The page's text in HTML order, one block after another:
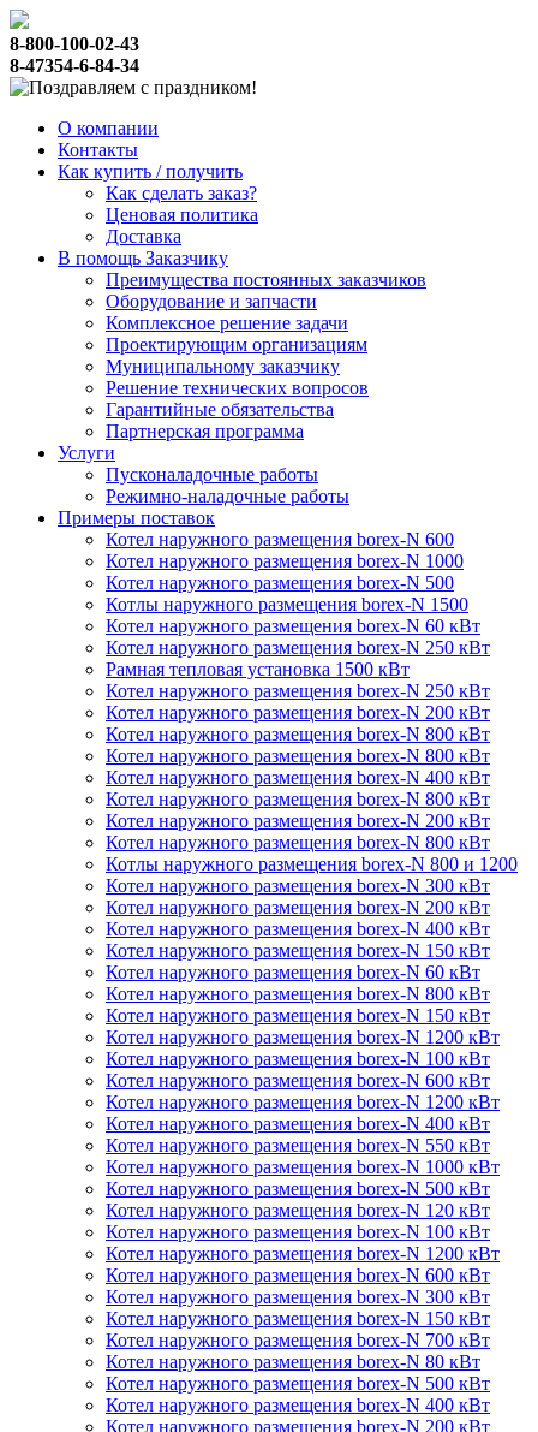
8-800-100-02-43
8-47354-6-84-34
О компании
Контакты
Как купить / получить
Как сделать заказ?
Ценовая политика
Доставка
В помощь Заказчику
Преимущества постоянных заказчиков
Оборудование и запчасти
Комплексное решение задачи
Проектирующим организациям
Муниципальному заказчику
Решение технических вопросов
Гарантийные обязательства
Партнерская программа
Услуги
Пусконаладочные работы
Режимно-наладочные работы
Примеры поставок
Котел наружного размещения borex-N 600
Котел наружного размещения borex-N 1000
Котел наружного размещения borex-N 500
Котлы наружного размещения borex-N 1500
Котел наружного размещения borex-N 60 кВт
Котел наружного размещения borex-N 250 кВт
Рамная тепловая установка 1500 кВт
Котел наружного размещения borex-N 250 кВт
Котел наружного размещения borex-N 200 кВт
Котел наружного размещения borex-N 800 кВт
Котел наружного размещения borex-N 800 кВт
Котел наружного размещения borex-N 400 кВт
Котел наружного размещения borex-N 800 кВт
Котел наружного размещения borex-N 200 кВт
Котел наружного размещения borex-N 800 кВт
Котлы наружного размещения borex-N 800 и 1200
Котел наружного размещения borex-N 300 кВт
Котел наружного размещения borex-N 200 кВт
Котел наружного размещения borex-N 400 кВт
Котел наружного размещения borex-N 150 кВт
Котел наружного размещения borex-N 60 кВт
Котел наружного размещения borex-N 800 кВт
Котел наружного размещения borex-N 150 кВт
Котел наружного размещения borex-N 1200 кВт
Котел наружного размещения borex-N 100 кВт
Котел наружного размещения borex-N 600 кВт
Котел наружного размещения borex-N 1200 кВт
Котел наружного размещения borex-N 400 кВт
Котел наружного размещения borex-N 550 кВт
Котел наружного размещения borex-N 1000 кВт
Котел наружного размещения borex-N 500 кВт
Котел наружного размещения borex-N 120 кВт
Котел наружного размещения borex-N 100 кВт
Котел наружного размещения borex-N 1200 кВт
Котел наружного размещения borex-N 600 кВт
Котел наружного размещения borex-N 300 кВт
Котел наружного размещения borex-N 150 кВт
Котел наружного размещения borex-N 700 кВт
Котел наружного размещения borex-N 80 кВт
Котел наружного размещения borex-N 500 кВт
Котел наружного размещения borex-N 400 кВт
Котел наружного размещения borex-N 200 кВт